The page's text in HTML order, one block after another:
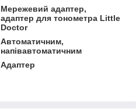
Мережевий адаптер,
адаптер для тонометра Little
Doctor
Автоматичним,
напівавтоматичним
Адаптер